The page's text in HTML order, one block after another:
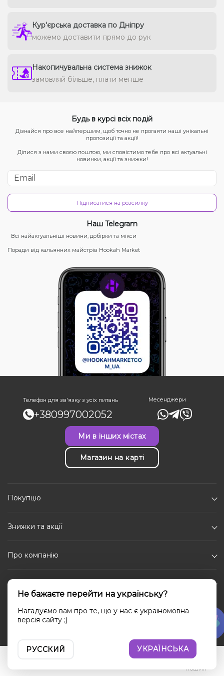
Кошик
Кур'єрська доставка по Дніпру
можемо доставити прямо до рук
Накопичувальна система знижок
замовляй більше, плати менше
Будь в курсі всіх подій
Дізнайся про все найпершим, щоб точно не прогаяти наші унікальні
пропозиції та акції!
Ділися з нами своєю поштою, ми сповістимо тебе про всі актуальні
новинки, акції та знижки!
Підписатися на розсилку
Наш Telegram
Всі найактуальніші новини, добірки та мікси
Поради від кальянних майстрів Hookah Market
Телефон для зв'язку з усіх питань
+380997002052
Месенджери
Ми в інших містах
Магазин на карті
Покупцю
Знижки та акції
Про компанію
Каталог
Соціальні мережі
Не бажаєте перейти на українську?
Нагадуємо вам про те, що у нас є україномовна
версія сайту ;)
РУССКИЙ УКРАЇНСЬКА